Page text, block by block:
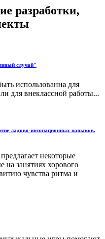
разработки,
случай"
использованна для
для внеклассной работы...
ладово-интонационных навыков.
некоторые
занятиях хорового
чувства ритма и